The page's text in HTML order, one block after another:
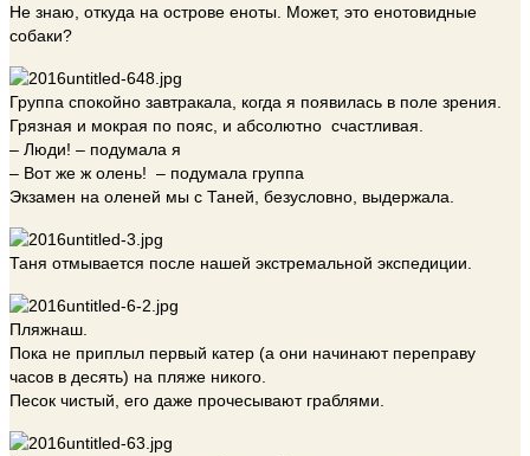
Не знаю, откуда на острове еноты. Может, это енотовидные
собаки?
Группа спокойно завтракала, когда я появилась в поле зрения.
Грязная и мокрая по пояс, и абсолютно счастливая.
– Люди! – подумала я
– Вот же ж олень! – подумала группа
Экзамен на оленей мы с Таней, безусловно, выдержала.
Таня отмывается после нашей экстремальной экспедиции.
Пляжнаш.
Пока не приплыл первый катер (а они начинают переправу
часов в десять) на пляже никого.
Песок чистый, его даже прочесывают граблями.